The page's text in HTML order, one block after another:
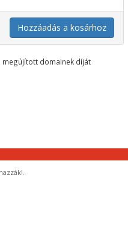
Hozzáadás a kosárhoz
megújított domainek díját